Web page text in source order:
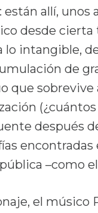
están allí, unos
desde cierta
lo intangible,
de
que
después
encontradas
–como
el músico